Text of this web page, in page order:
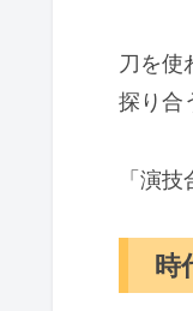
刀を使
探り合
「演
時